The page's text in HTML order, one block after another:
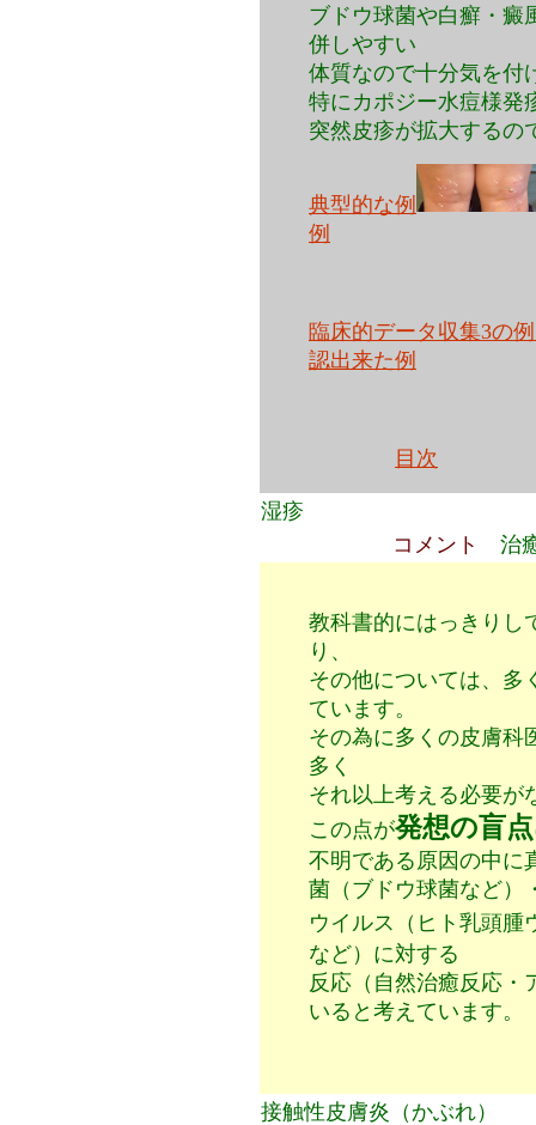
ブドウ球菌や白癬・癜
併しやすい
体質なので十分気を付
特にカポジー水痘様発
突然皮疹が拡大するの
典型的な例
例
臨床的データ収集3の
認出来た例
目次
湿疹
コメント 治
教科書的にはっきりし
り、
その他については、多
てい ます。
その為に多くの皮膚科
多く
それ以上考える必要が
この点が発想の盲点
不明である原因の中に
菌（ブドウ球菌など）
ウイルス（ヒト乳頭腫
など）に対する
反応（自然治癒反応・
いると考え
接触性皮膚炎（かぶれ）